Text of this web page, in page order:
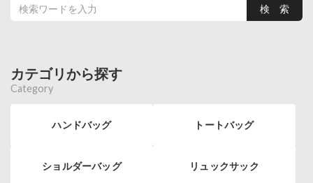
カテゴリから探す
Category
ハンドバッグ トートバッグ
ショルダーバッグ リュックサック